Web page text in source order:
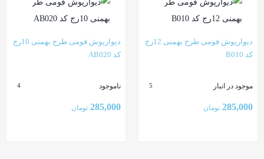
دیوارپوش فومی طرح بهمنی 12رج
کد B010
موجود در انبار 5
285,000 تومان
دیوارپوش فومی طرح بهمنی 10رج
کد AB020
ناموجود 4
285,000 تومان